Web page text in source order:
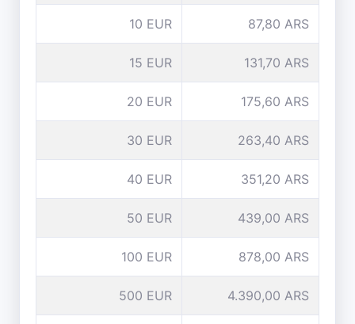
10 EUR 87,80 ARS
15 EUR 131,70 ARS
20 EUR 175,60 ARS
30 EUR 263,40 ARS
40 EUR 351,20 ARS
50 EUR 439,00 ARS
100 EUR 878,00 ARS
500 EUR 4.390,00 ARS